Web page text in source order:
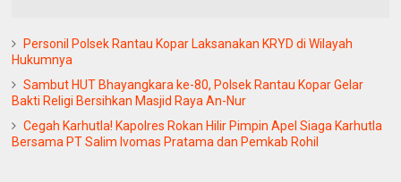
Personil Polsek Rantau Kopar Laksanakan KRYD di Wilayah
Hukumnya
Sambut HUT Bhayangkara ke-80, Polsek Rantau Kopar Gelar
Bakti Religi Bersihkan Masjid Raya An-Nur
Cegah Karhutla! Kapolres Rokan Hilir Pimpin Apel Siaga Karhutla
Bersama PT Salim Ivomas Pratama dan Pemkab Rohil